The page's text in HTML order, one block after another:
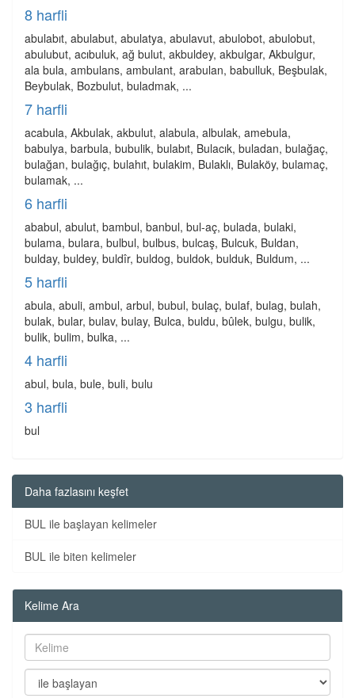
8 harfli
abulabıt, abulabut, abulatya, abulavut, abulobot, abulobut,
abulubut, acıbuluk, ağ bulut, akbuldey, akbulgar, Akbulgur,
ala bula, ambulans, ambulant, arabulan, babulluk, Beşbulak,
Beybulak, Bozbulut, buladmak, ...
7 harfli
acabula, Akbulak, akbulut, alabula, albulak, amebula,
babulya, barbula, bubulik, bulabıt, Bulacık, buladan, bulağaç,
bulağan, bulağıç, bulahıt, bulakim, Bulaklı, Bulaköy, bulamaç,
bulamak, ...
6 harfli
ababul, abulut, bambul, banbul, bul-aç, bulada, bulaki,
bulama, bulara, bulbul, bulbus, bulcaş, Bulcuk, Buldan,
bulday, buldey, buldîr, buldog, buldok, bulduk, Buldum, ...
5 harfli
abula, abuli, ambul, arbul, bubul, bulaç, bulaf, bulag, bulah,
bulak, bular, bulav, bulay, Bulca, buldu, bûlek, bulgu, bulik,
bulik, bulim, bulka, ...
4 harfli
abul, bula, bule, buli, bulu
3 harfli
bul
Daha fazlasını keşfet
BUL ile başlayan kelimeler
BUL ile biten kelimeler
Kelime Ara